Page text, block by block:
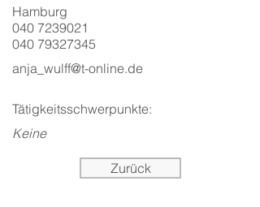
Hamburg
040 7239021
040 79327345
anja_wulff@t-online.de
Tätigkeitsschwerpunkte:
Keine
Zurück